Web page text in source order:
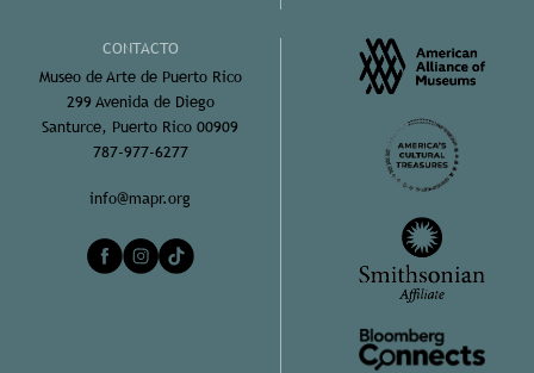
CONTACTO
Museo de Arte de Puerto Rico
299 Avenida de Diego
Santurce, Puerto Rico 00909
787-977-6277
info@mapr.org